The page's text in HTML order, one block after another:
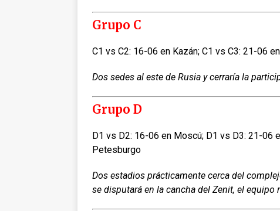
Grupo C
C1 vs C2: 16-06 en Kazán; C1 vs C3: 21-06
Dos sedes al este de Rusia y cerraría la
Grupo D
D1 vs D2: 16-06 en Moscú; D1 vs D3: 21-06
Petesburgo
Dos estadios prácticamente cerca del
se disputará en la cancha del Zenit, el equipo